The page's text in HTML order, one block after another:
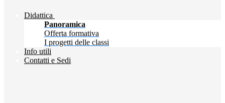
Didattica
Panoramica
Offerta formativa
I progetti delle classi
Info utili
Contatti e Sedi